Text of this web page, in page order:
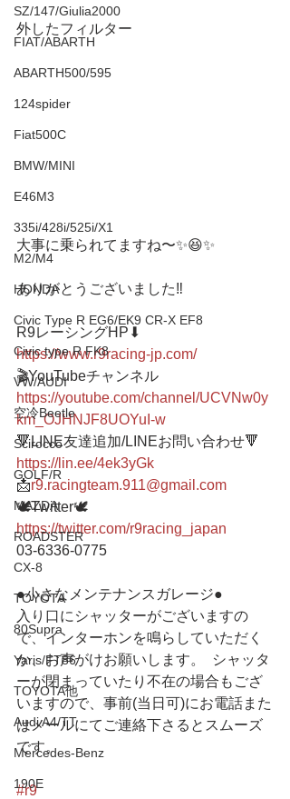
SZ/147/Giulia2000
FIAT/ABARTH
ABARTH500/595
124spider
Fiat500C
BMW/MINI
E46M3
335i/428i/525i/X1
M2/M4
HONDA
Civic Type R EG6/EK9 CR-X EF8
Civic type R FK8
VW/AUDI
空冷Beetle
Scirocco
GOLF/R
MAZDA
ROADSTER
CX-8
TOYOTA
80Supra
Yaris/FT86
TOYOTA他
Audi A4/TT
Mercedes-Benz
190E
外したフィルター
大事に乗られてますね〜✨😆✨
ありがとうございました‼️
R9レーシングHP⬇︎
https://www.r9racing-jp.com/
🎬YouTubeチャンネル
https://youtube.com/channel/UCVNw0y
km_OJHNJF8UOYuI-w
🔻LINE友達追加/LINEお問い合わせ🔻
https://lin.ee/4ek3yGk
📩r9.racingteam.911@gmail.com
🕊Twitter🕊
https://twitter.com/r9racing_japan
03-6336-0775
●小さなメンテナンスガレージ●
入り口にシャッターがございますの
で、インターホンを鳴らしていただく
か、お声がけお願いします。  シャッタ
ーが閉まっていたり不在の場合もござ
いますので、事前(当日可)にお電話また
はメールにてご連絡下さるとスムーズ
です。
#r9